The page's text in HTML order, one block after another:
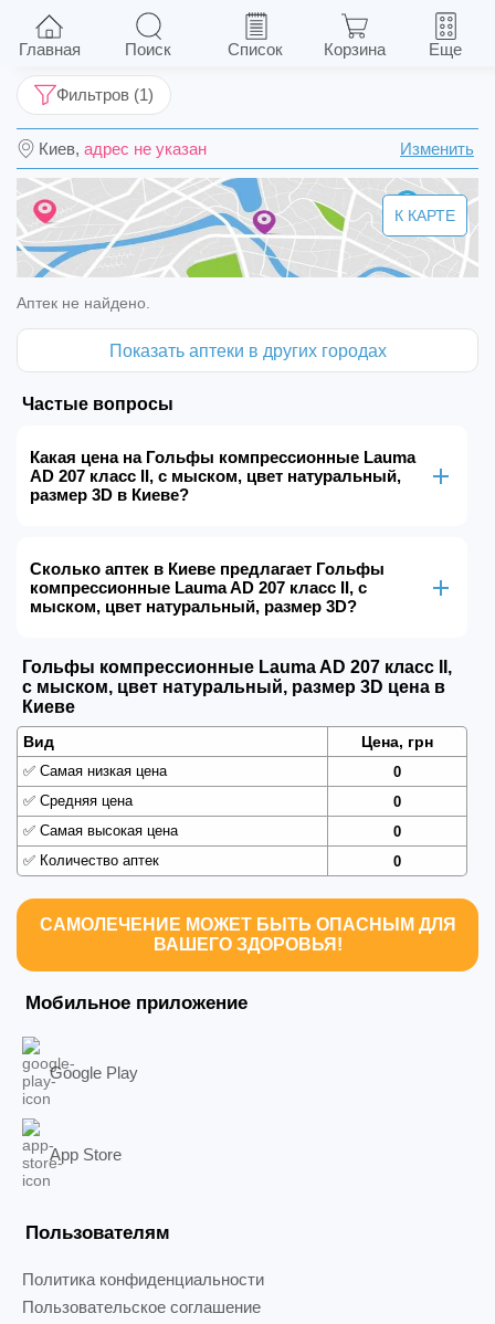
Гольфы компрессионные Lauma AD 207 класс
ІІ, с мыском, цвет натуральный, размер 3D
Киев, адрес не указан Изменить
Фильтров (1)
К КАРТЕ
Аптек не найдено.
Показать аптеки в других городах
Частые вопросы
Какая цена на Гольфы компрессионные Lauma
AD 207 класс ІІ, с мыском, цвет натуральный,
размер 3D в Киеве?
Сколько аптек в Киеве предлагает Гольфы
компрессионные Lauma AD 207 класс ІІ, с
мыском, цвет натуральный, размер 3D?
Гольфы компрессионные Lauma AD 207 класс ІІ,
с мыском, цвет натуральный, размер 3D цена в
Киеве
Вид Цена, грн
✅ Самая низкая цена
0
✅ Средняя цена
0
✅ Самая высокая цена
0
✅ Количество аптек 0
САМОЛЕЧЕНИЕ МОЖЕТ БЫТЬ ОПАСНЫМ ДЛЯ
ВАШЕГО ЗДОРОВЬЯ!
Мобильное приложение
Google Play
App Store
Пользователям
Политика конфиденциальности
Пользовательское соглашение
Главная Поиск Список Корзина Еще